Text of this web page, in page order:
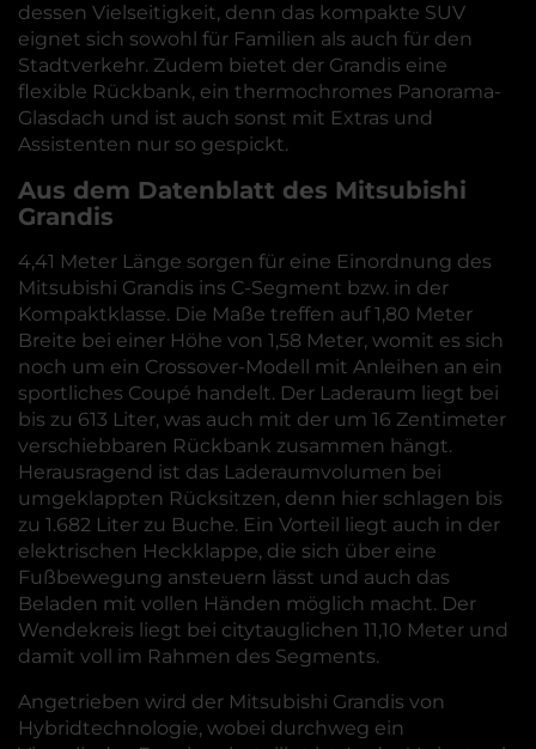
dessen Vielseitigkeit, denn das kompakte SUV
eignet sich sowohl für Familien als auch für den
Stadtverkehr. Zudem bietet der Grandis eine
flexible Rückbank, ein thermochromes Panorama-
Glasdach und ist auch sonst mit Extras und
Assistenten nur so gespickt.
Aus dem Datenblatt des Mitsubishi
Grandis
4,41 Meter Länge sorgen für eine Einordnung des
Mitsubishi Grandis ins C-Segment bzw. in der
Kompaktklasse. Die Maße treffen auf 1,80 Meter
Breite bei einer Höhe von 1,58 Meter, womit es sich
noch um ein Crossover-Modell mit Anleihen an ein
sportliches Coupé handelt. Der Laderaum liegt bei
bis zu 613 Liter, was auch mit der um 16 Zentimeter
verschiebbaren Rückbank zusammen hängt.
Herausragend ist das Laderaumvolumen bei
umgeklappten Rücksitzen, denn hier schlagen bis
zu 1.682 Liter zu Buche. Ein Vorteil liegt auch in der
elektrischen Heckklappe, die sich über eine
Fußbewegung ansteuern lässt und auch das
Beladen mit vollen Händen möglich macht. Der
Wendekreis liegt bei citytauglichen 11,10 Meter und
damit voll im Rahmen des Segments.
Angetrieben wird der Mitsubishi Grandis von
Hybridtechnologie, wobei durchweg ein